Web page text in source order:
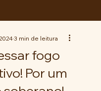
fogo
Por um
3 min de leitura